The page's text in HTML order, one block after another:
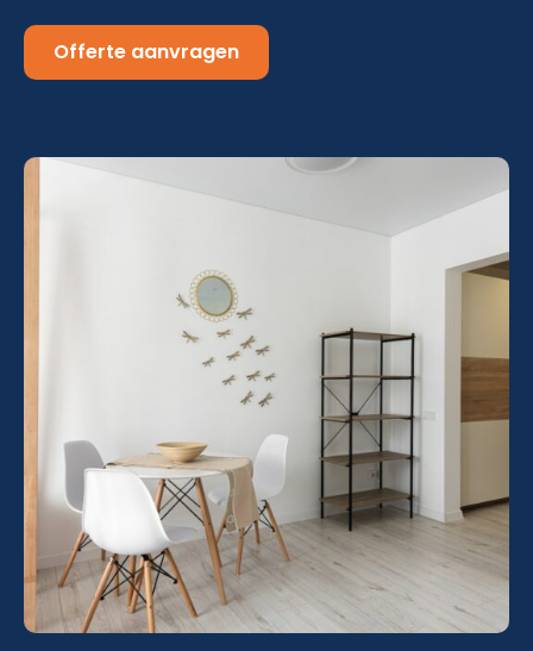
Offerte aanvragen